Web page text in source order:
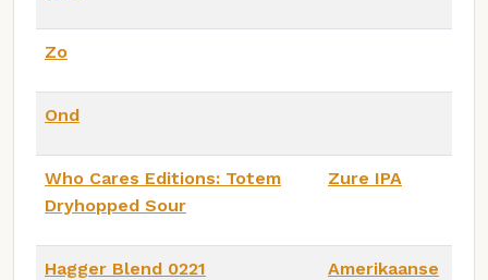
Zo
Ond
Who Cares Editions: Totem
Dryhopped Sour
Zure IPA
Hagger Blend 0221
Amerikaanse